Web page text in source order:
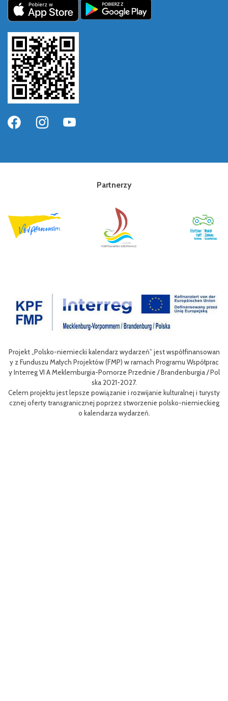
Partnerzy
/ Pol
Celem III Polsko-Niemieckich Dni Turystyki Rowerowej jest
nie oferty turystycznej oraz ułatwienie transgranicznego dostępu
niej dla mieszkańców obszaru Euroregionu Pomerania jak i dla
w odwiedzających region.
Efektem planowanych działań jest przybliżenie zwykłym
m rowerów możliwości różnych tras oraz miejsc do zwiedzenia, jak
aangażowanie prawdziwych rowerowych pasjonatów w rozwój